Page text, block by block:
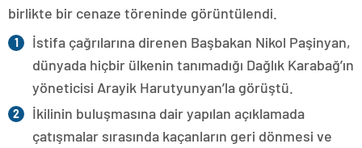
birlikte bir cenaze töreninde görüntülendi.
İstifa çağrılarına direnen Başbakan Nikol Paşinyan,
dünyada hiçbir ülkenin tanımadığı Dağlık Karabağ’ın
yöneticisi Arayik Harutyunyan’la görüştü.
İkilinin buluşmasına dair yapılan açıklamada
çatışmalar sırasında kaçanların geri dönmesi ve